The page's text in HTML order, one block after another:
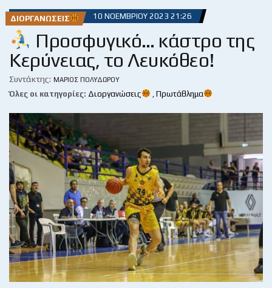
ΔΙΟΡΓΑΝΏΣΕΙΣ 10 ΝΟΕΜΒΡΊΟΥ 2023 21:26
Προσφυγικό… κάστρο της
Κερύνειας, το Λευκόθεο!
Συντάκτης: ΜΆΡΙΟΣ ΠΟΛΥΔΏΡΟΥ
Όλες οι κατηγορίες: Διοργανώσεις Πρωτάθλημα